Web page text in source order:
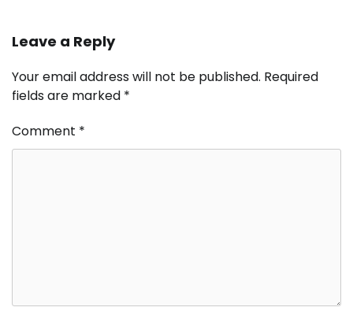
Leave a Reply
Your email address will not be published. Required
fields are marked *
Comment *